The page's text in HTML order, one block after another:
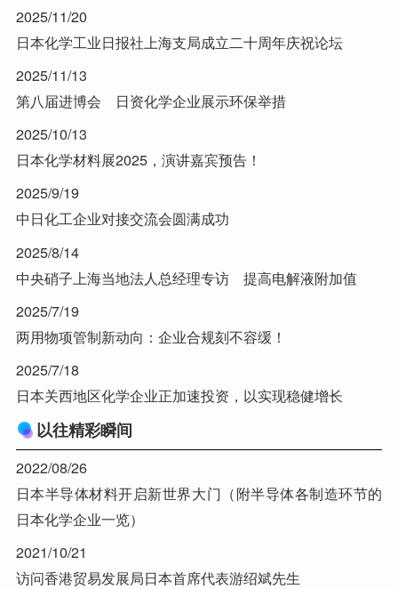
2025/11/20
日本化学工业日报社上海支局成立二十周年庆祝论坛
2025/11/13
第八届进博会 日资化学企业展示环保举措
2025/10/13
日本化学材料展2025，演讲嘉宾预告！
2025/9/19
中日化工企业对接交流会圆满成功
2025/8/14
中央硝子上海当地法人总经理专访 提高电解液附加值
2025/7/19
两用物项管制新动向：企业合规刻不容缓！
2025/7/18
日本关西地区化学企业正加速投资，以实现稳健增长
以往精彩瞬间
2022/08/26
日本半导体材料开启新世界大门（附半导体各制造环节的
日本化学企业一览）
2021/10/21
访问香港贸易发展局日本首席代表游绍斌先生